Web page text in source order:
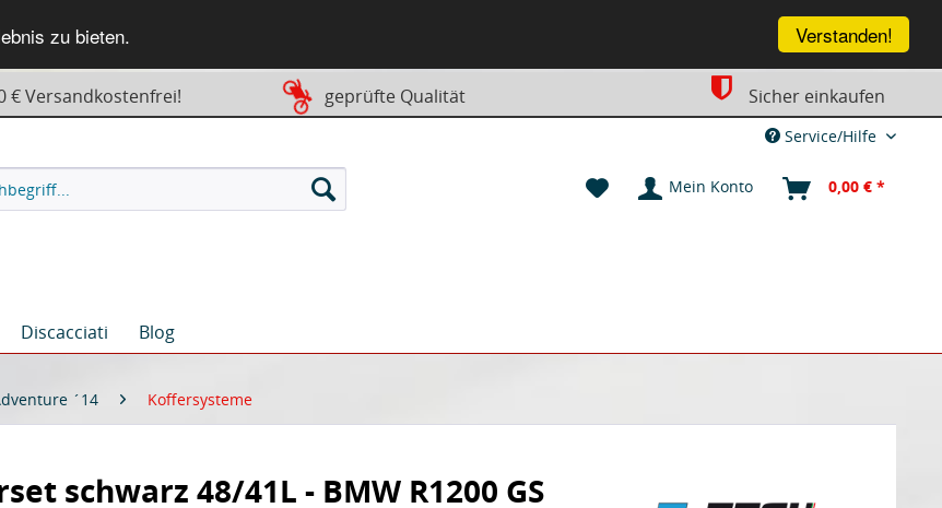
Verstanden!
zu bieten.
€ Versandkostenfrei! geprüfte Qualität Sicher einkaufen
Service/Hilfe
Mein Konto 0,00 € *
Discacciati Blog
´14 Koffersysteme
schwarz 48/41L - BMW R1200 GS